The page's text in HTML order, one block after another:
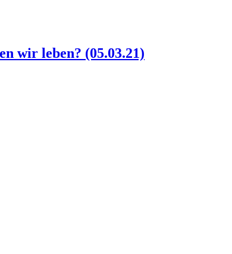
wir leben? (05.03.21)